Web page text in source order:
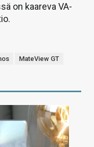
on kaareva VA-
MateView GT